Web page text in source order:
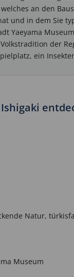
an den
und in dem Sie
Yaeyama
der
ein
Natur,
Museum